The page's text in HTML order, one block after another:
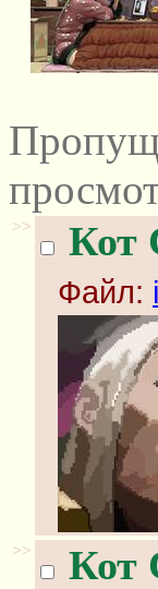
>> Кот
Файл:
>> Кот